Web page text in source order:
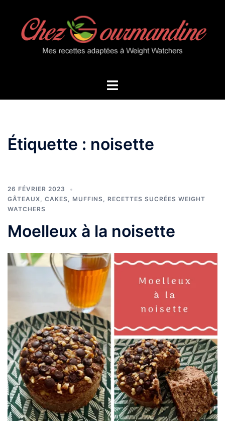
contenu
Ouvrir/fermer
Étiquette : noisette
26 FÉVRIER 2023
GÂTEAUX, CAKES, MUFFINS, RECETTES SUCRÉES WEIGHT
WATCHERS
Moelleux à la noisette